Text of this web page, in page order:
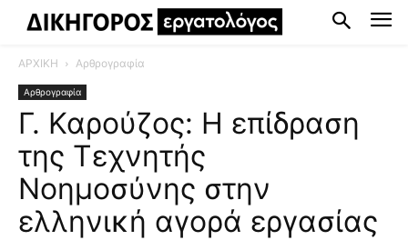
ΑΡΧΙΚΗ Αρθρογραφία
Αρθρογραφία
Γ. Καρούζος: Η επίδραση
της Τεχνητής
Νοημοσύνης στην
ελληνική αγορά εργασίας